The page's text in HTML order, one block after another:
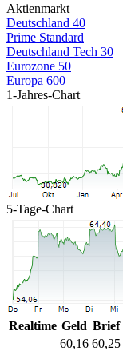
Aktienmarkt
Deutschland 40
Prime Standard
Deutschland Tech 30
Eurozone 50
Europa 600
1-Jahres-Chart
5-Tage-Chart
Realtime Geld Brief
60,16 60,24